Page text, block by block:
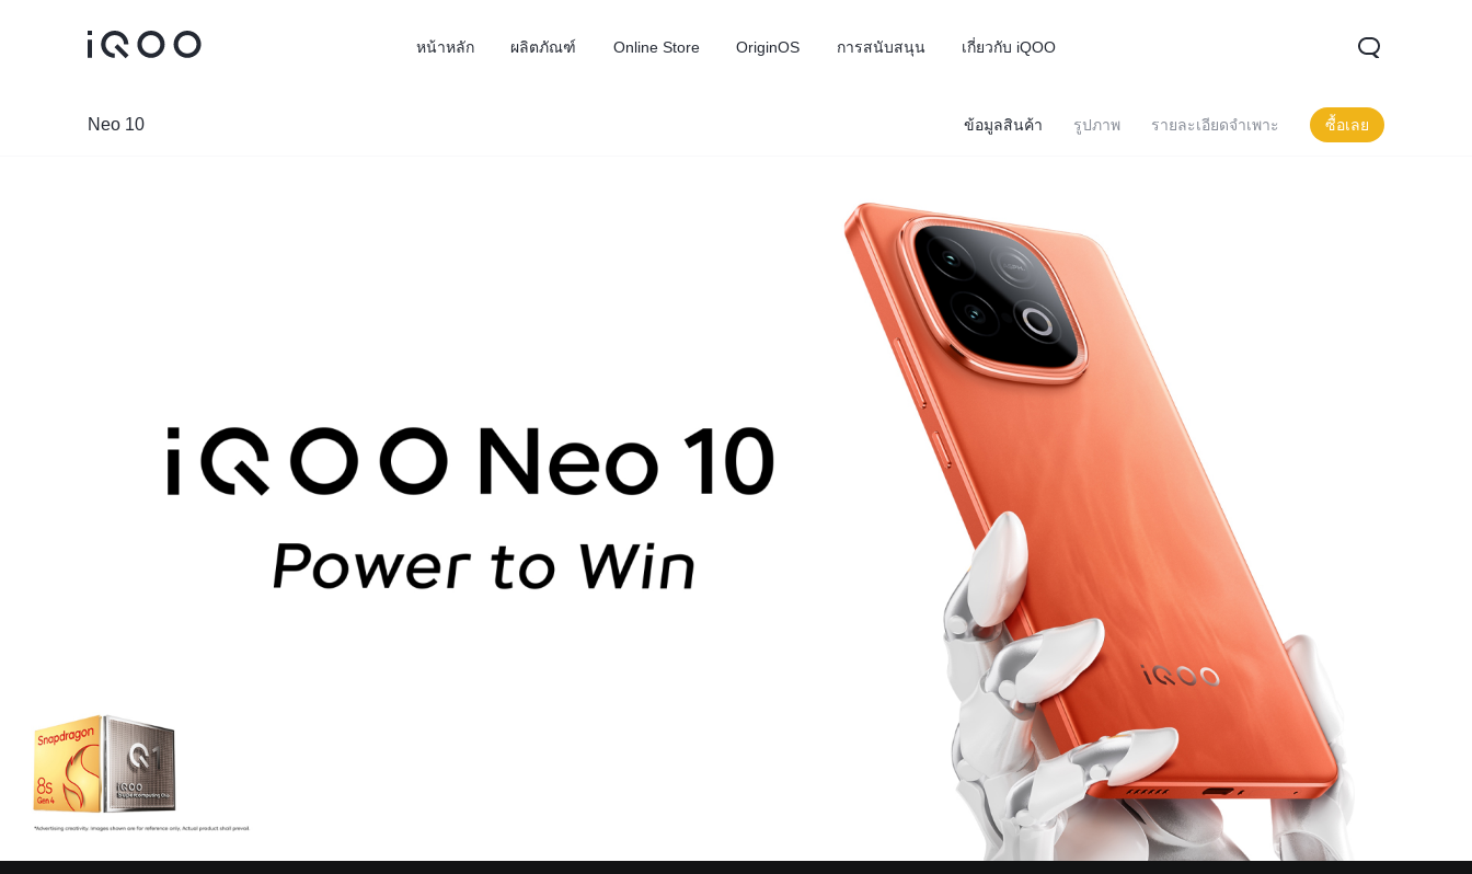
หน้าหลัก ผลิตภัณฑ์ Online Store OriginOS การสนับสนุน เกี่ยวกับ iQOO
iQOO 15 ใหม่
Neo 10 ข้อมูลสินค้า รูปภาพ รายละเอียดจำเพาะ ซื้อเลย